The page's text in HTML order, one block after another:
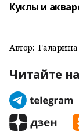
Куклы и
Автор:
Читайте